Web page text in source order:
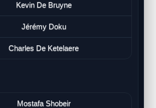
Kevin De Bruyne
Jérémy Doku
Charles De Ketelaere
Mostafa Shobeir